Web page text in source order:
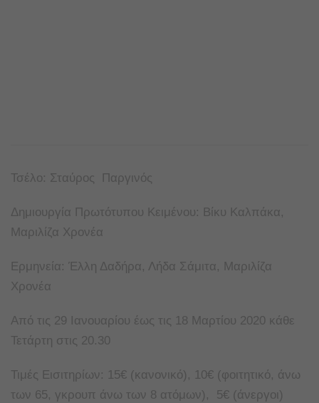
Τσέλο: Σταύρος Παργινός
Δημιουργία Πρωτότυπου Κειμένου: Βίκυ Καλπάκα,
Μαριλίζα Χρονέα
Ερμηνεία: Έλλη Δαδήρα, Λήδα Σάμιτα, Μαριλίζα
Χρονέα
Από τις 29 Ιανουαρίου έως τις 18 Μαρτίου 2020 κάθε
Τετάρτη στις 20.30
Τιμές Εισιτηρίων: 15€ (κανονικό), 10€ (φοιτητικό, άνω
των 65, γκρουπ άνω των 8 ατόμων), 5€ (άνεργοι)